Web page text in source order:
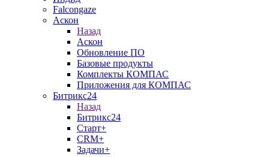
Falcongaze
Аскон
Назад
Аскон
Обновление ПО
Базовые продукты
Комплекты КОМПАС
Приложения для КОМПАС
Битрикс24
Назад
Битрикс24
Старт+
CRM+
Задачи+